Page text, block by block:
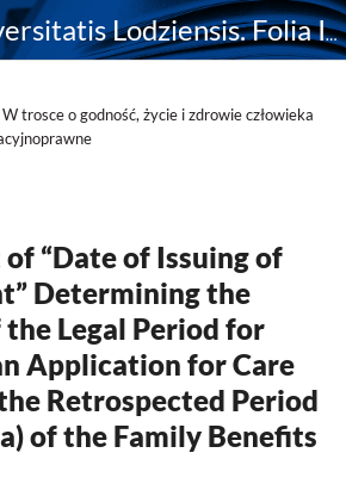
Acta Universitatis Lodziensis. Folia Iuridica
trosce o godność, życie i zdrowie człowieka
“Date of Issuing of
Determining the
Legal Period for
Application for Care
Retrospected Period
of the Family Benefits